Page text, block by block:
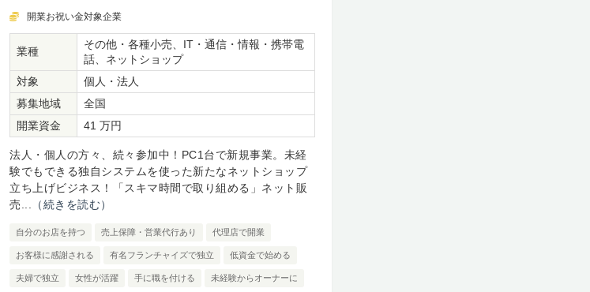
開業お祝い金対象企業
業種
その他・各種小売、IT・通信・情報・携帯電
話、ネットショップ
対象
個人・法人
募集地域
全国
開業資金
41 万円
法人・個人の方々、続々参加中！PC1台で新規事業。未経
験でもできる独自システムを使った新たなネットショップ
立ち上げビジネス！「スキマ時間で取り組める」ネット販
売...
（続きを読む）
自分のお店を持つ 売上保障・営業代行あり 代理店で開業
お客様に感謝される 有名フランチャイズで独立 低資金で始める
夫婦で独立 女性が活躍 手に職を付ける 未経験からオーナーに